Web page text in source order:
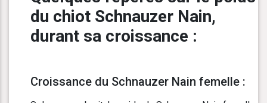
du chiot Schnauzer Nain,
durant sa croissance :
Croissance du Schnauzer Nain femelle :